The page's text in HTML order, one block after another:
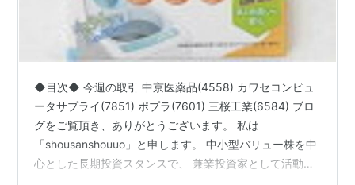
◆目次◆ 今週の取引 中京医薬品(4558) カワセコンピュ
ータサプライ(7851) ポプラ(7601) 三桜工業(6584) ブロ
グをご覧頂き、ありがとうございます。 私は
「shousanshouuo」と申します。 中小型バリュー株を中
心とした長期投資スタンスで、 兼業投資家として活動し